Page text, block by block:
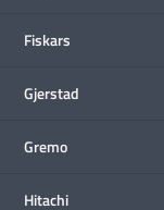
Fiskars
Gjerstad
Gremo
Hitachi